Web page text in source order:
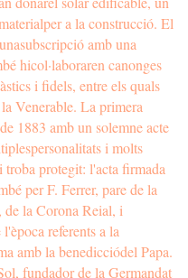
a la construcció. El
amb una
hicol·laboraren canonges
i fidels, entre els quals
Venerable. La primera
1883 amb un solemne acte
i molts
troba protegit: l'acta firmada
per F. Ferrer, pare de la
de la Corona Reial, i
referents a la
amb la benedicciódel Papa.
fundador de la Germandat